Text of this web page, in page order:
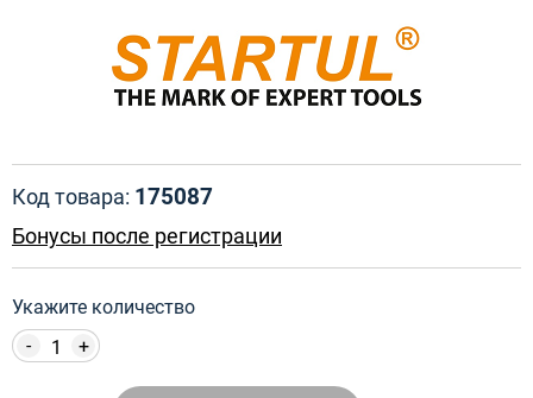
Код товара: 175087
Бонусы после регистрации
Укажите количество
+
-